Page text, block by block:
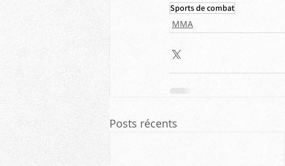
Sports de combat
MMA
Posts récents